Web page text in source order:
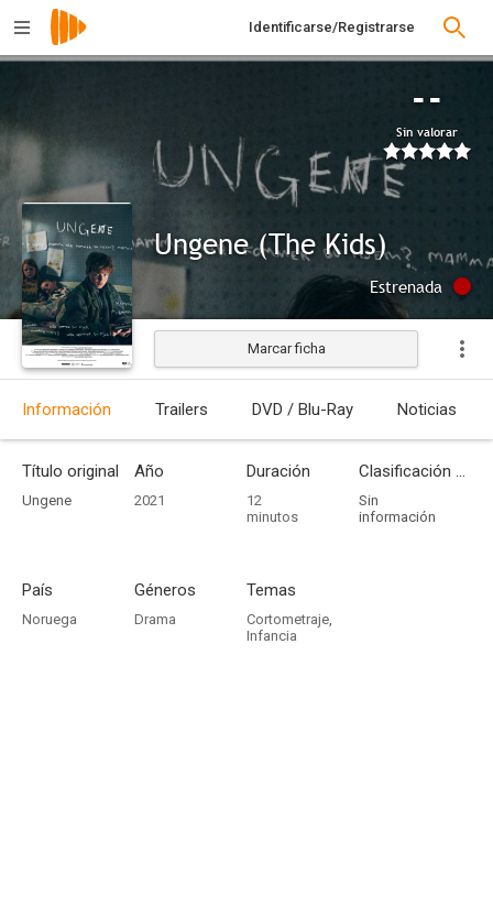
Identificarse/Registrarse
--
Sin valorar
Ungene (The Kids)
Estrenada
Marcar ficha
Información Trailers DVD / Blu-Ray Noticias
Título original
Ungene
Año
2021
Duración
12
minutos
Clasificación por edades
Sin
información
País
Noruega
Géneros
Drama
Temas
Cortometraje,
Infancia